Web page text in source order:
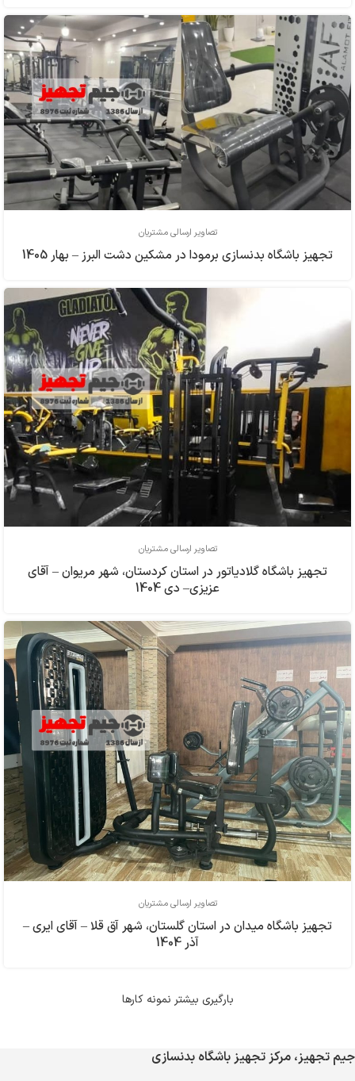
تصاویر ارسالی مشتریان
تجهیز باشگاه بدنسازی برمودا در مشکین دشت البرز – بهار 1405
تصاویر ارسالی مشتریان
تجهیز باشگاه گلادیاتور در استان کردستان، شهر مریوان – آقای
عزیزی– دی 1404
تصاویر ارسالی مشتریان
تجهیز باشگاه میدان در استان گلستان، شهر آق قلا – آقای ایری –
آذر 1404
بارگیری بیشتر نمونه کارها
جیم تجهیز، مرکز تجهیز باشگاه بدنسازی